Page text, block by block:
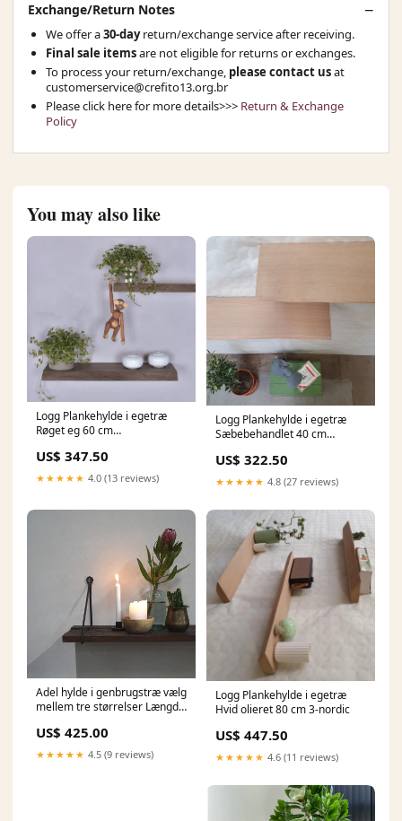
Exchange/Return Notes
We offer a30-dayreturn/exchange service after receiving.
Final sale itemsare not eligible for returns or exchanges.
To process your return/exchange, please contact usat
customerservice@crefito13.org.br
Please click here for more details>>> Return & Exchange
Policy
You may also like
Logg Plankehylde i egetræ
Røget eg 60 cm
US$ 347.50
★★★★★ 4.0 (13 reviews)
Logg Plankehylde i egetræ
Sæbebehandlet 40 cm
US$ 322.50
★★★★★ 4.8 (27 reviews)
Adel hylde i genbrugstræ vælg
mellem tre størrelser Længde
US$ 425.00
★★★★★ 4.5 (9 reviews)
Logg Plankehylde i egetræ
Hvid olieret 80 cm 3-nordic
US$ 447.50
★★★★★ 4.6 (11 reviews)